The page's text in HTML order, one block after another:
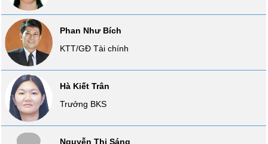
Phan Như Bích
KTT/GĐ Tài chính
Hà Kiết Trân
Trưởng BKS
Nguyễn Thị Sáng
THÔNG
TIN
DỊCH
VỤ
TRUYỀN
THÔNG